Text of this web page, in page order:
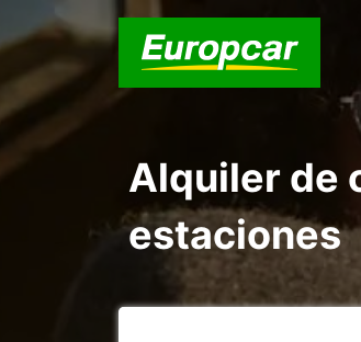
Alquiler de
estaciones